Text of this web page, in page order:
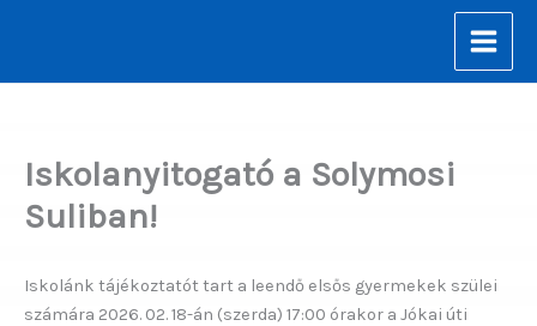
Iskolanyitogató a Solymosi
Suliban!
Iskolánk tájékoztatót tart a leendő elsős gyermekek szülei
számára 2026. 02. 18-án (szerda) 17:00 órakor a Jókai úti